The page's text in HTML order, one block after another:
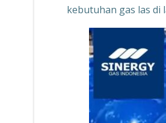
kebutuhan gas las di